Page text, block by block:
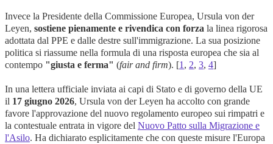
Invece la Presidente della Commissione Europea, Ursula von der
Leyen, sostiene pienamente e rivendica con forza la linea rigorosa
adottata dal PPE e dalle destre sull'immigrazione. La sua posizione
politica si riassume nella formula di una risposta europea che sia al
contempo "giusta e ferma" (fair and firm). [1 , 2, 3, 4]
In una lettera ufficiale inviata ai capi di Stato e di governo della UE
il 17 giugno 2026, Ursula von der Leyen ha accolto con grande
favore l'approvazione del nuovo regolamento europeo sui rimpatri e
la contestuale entrata in vigore del Nuovo Patto sulla Migrazione e
l'Asilo. Ha dichiarato esplicitamente che con queste misure l'Europa